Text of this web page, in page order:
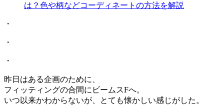
は？色や柄などコーディネートの方法を解説
・
・
・
昨日はある企画のために、
フィッティングの合間にビームスFへ。
いつ以来かわからないが、とても懐かしい感じがした。